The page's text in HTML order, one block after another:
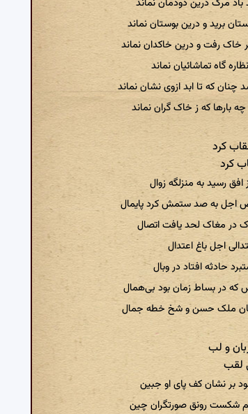
برید و درین بوستان نماند
خاک رفت و درین خاکدان نماند
گاه تماشائیان نماند
چنان که تا ابد ازوی نشان نماند
بارها که ز خاک گران نماند
کرد
کرد
افق رسید به منزلگه زوال
به صد ستمش کرد پایمال
در مغاک لحد یافت اتصال
اجل باغ اعتدال
حادثه افتاد در وبال
که در بساط زمان بود بی‌همال
ملک حسن و شخ خطه جمال
و لب
لقب
بر نشان کف پای او جبین
شکست رونق صورتگران چین